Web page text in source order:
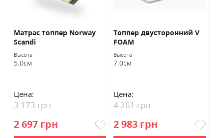
Матраc топпер Norway
Scandi
Высота
5.0см
Цена:
2 697 грн
3 173 грн
Топпер двусторонний V
FOAM
Высота
7.0см
Цена:
2 983 грн
4 261 грн